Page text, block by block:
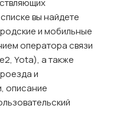
вы найдете
и мобильные
оператора связи
Yota), а также
и
описание